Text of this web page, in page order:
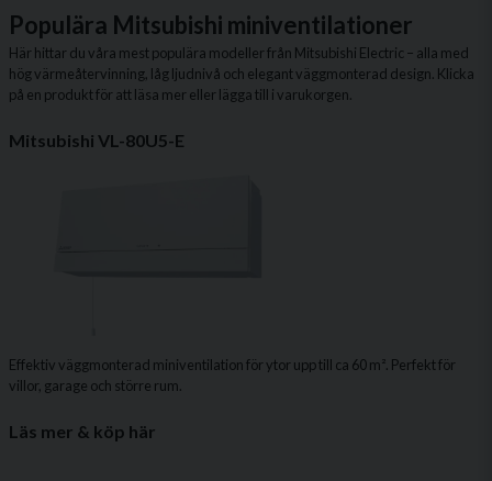
Populära Mitsubishi miniventilationer
Här hittar du våra mest populära modeller från Mitsubishi Electric – alla med
hög värmeåtervinning, låg ljudnivå och elegant väggmonterad design. Klicka
på en produkt för att läsa mer eller lägga till i varukorgen.
Mitsubishi VL-80U5-E
Effektiv väggmonterad miniventilation för ytor upp till ca 60 m². Perfekt för
villor, garage och större rum.
Läs mer & köp här